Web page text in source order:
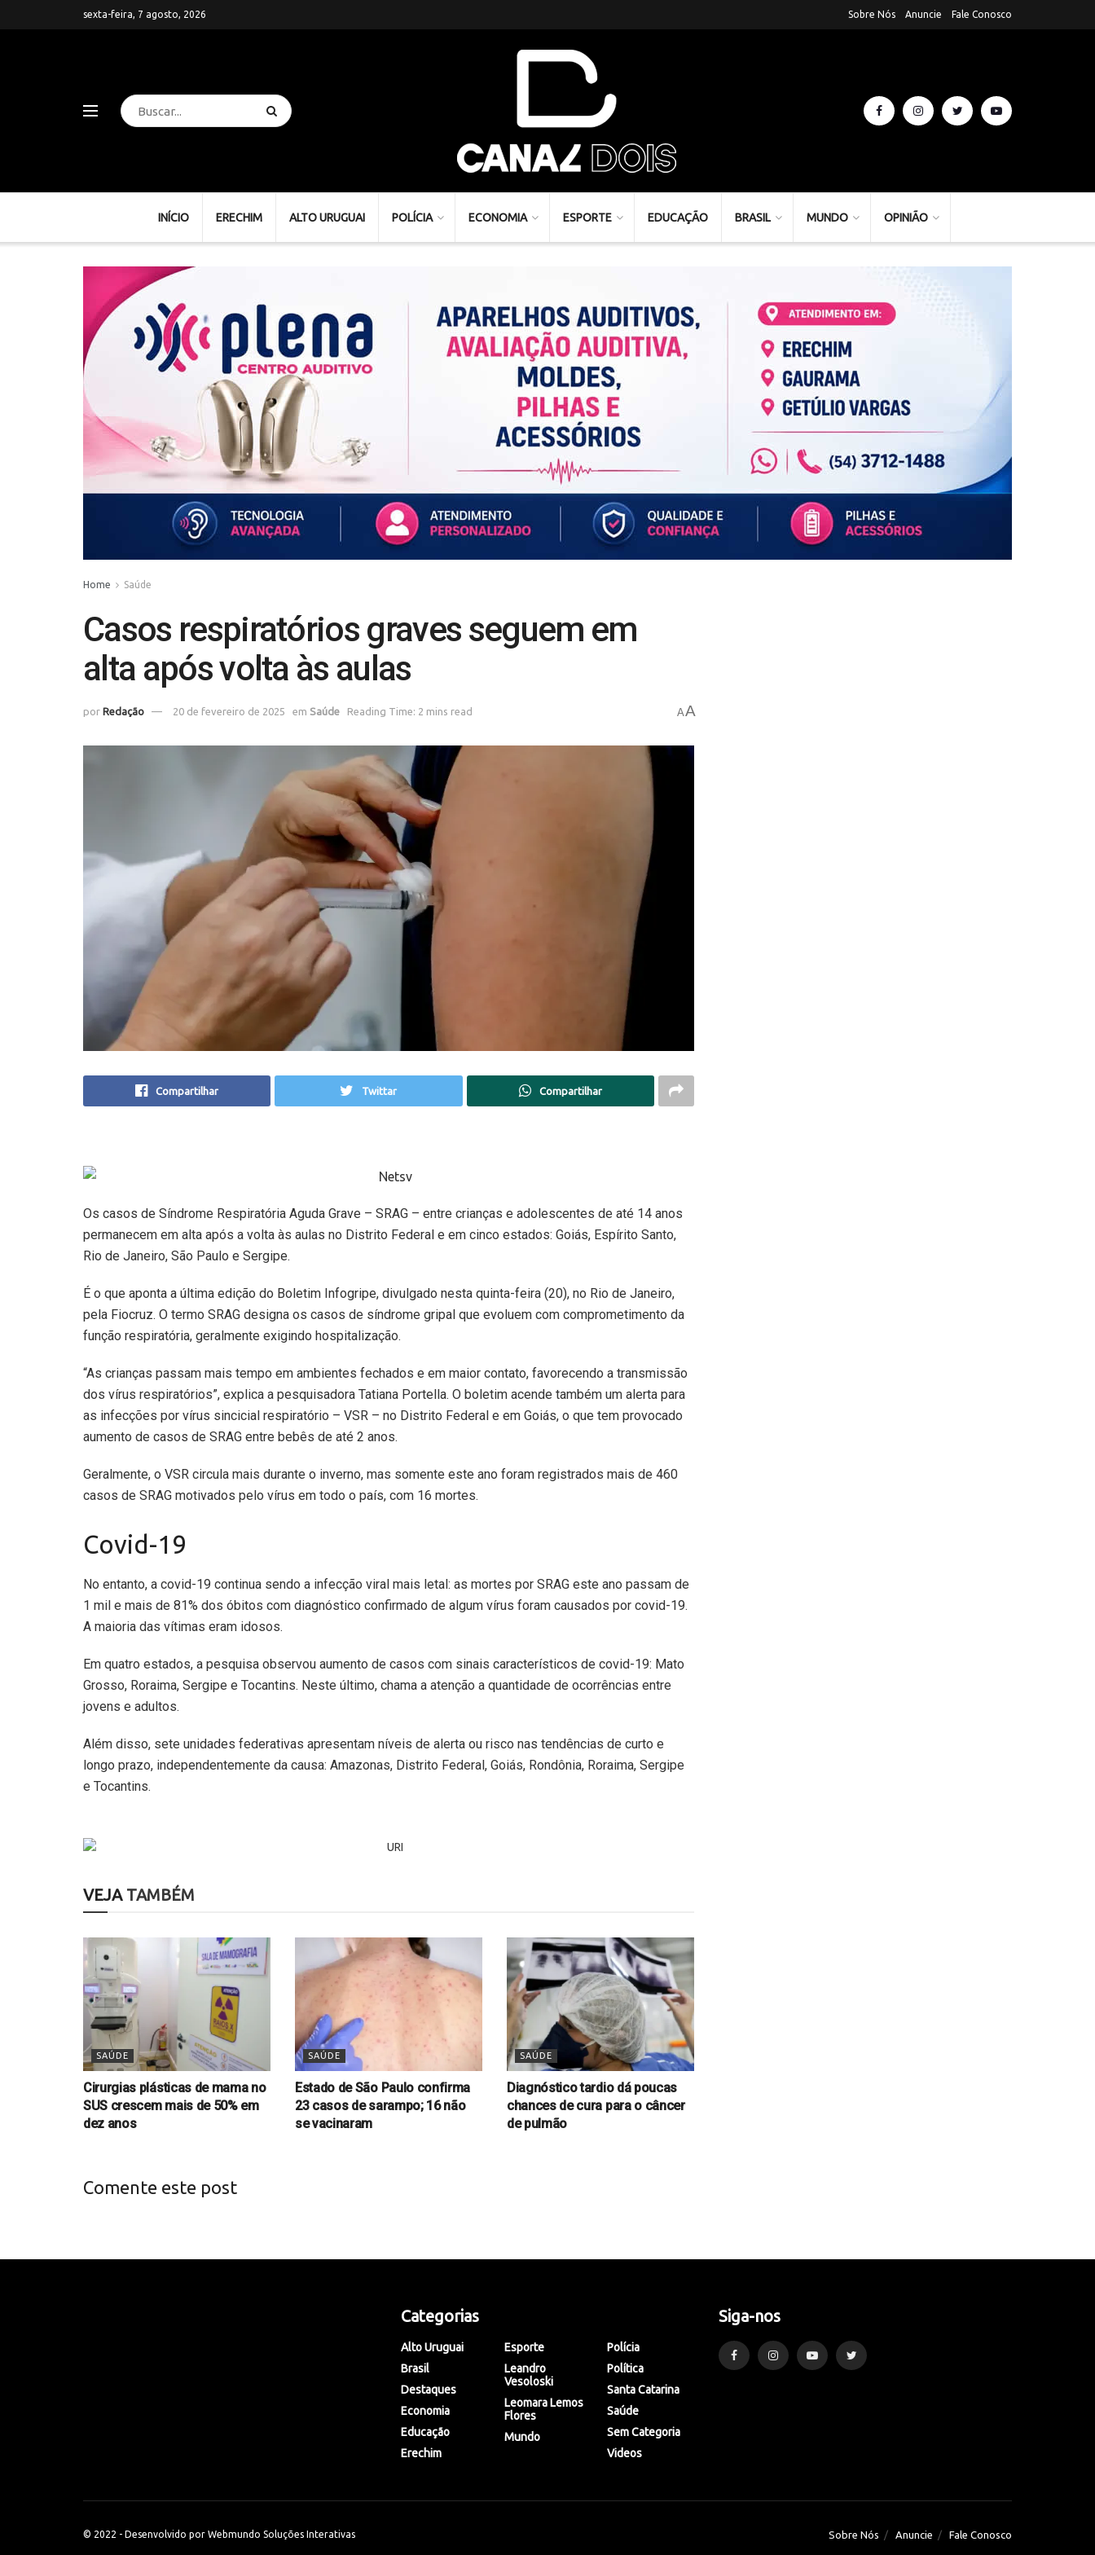
sexta-feira, 7 agosto, 2026 Sobre Nós Anuncie Fale Conosco
INÍCIO ERECHIM ALTO URUGUAI POLÍCIA ECONOMIA ESPORTE EDUCAÇÃO BRASIL MUNDO OPINIÃO
Home Saúde
Casos respiratórios graves seguem em
alta após volta às aulas
por Redação 20 de fevereiro de 2025 em Saúde Reading Time: 2 mins read AA
Compartilhar Twittar Compartilhar
Os casos de Síndrome Respiratória Aguda Grave – SRAG – entre crianças e adolescentes de até 14 anos
permanecem em alta após a volta às aulas no Distrito Federal e em cinco estados: Goiás, Espírito Santo,
Rio de Janeiro, São Paulo e Sergipe.
É o que aponta a última edição do Boletim Infogripe, divulgado nesta quinta-feira (20), no Rio de Janeiro,
pela Fiocruz. O termo SRAG designa os casos de síndrome gripal que evoluem com comprometimento da
função respiratória, geralmente exigindo hospitalização.
“As crianças passam mais tempo em ambientes fechados e em maior contato, favorecendo a transmissão
dos vírus respiratórios”, explica a pesquisadora Tatiana Portella. O boletim acende também um alerta para
as infecções por vírus sincicial respiratório – VSR – no Distrito Federal e em Goiás, o que tem provocado
aumento de casos de SRAG entre bebês de até 2 anos.
Geralmente, o VSR circula mais durante o inverno, mas somente este ano foram registrados mais de 460
casos de SRAG motivados pelo vírus em todo o país, com 16 mortes.
Covid-19
No entanto, a covid-19 continua sendo a infecção viral mais letal: as mortes por SRAG este ano passam de
1 mil e mais de 81% dos óbitos com diagnóstico confirmado de algum vírus foram causados por covid-19.
A maioria das vítimas eram idosos.
Em quatro estados, a pesquisa observou aumento de casos com sinais característicos de covid-19: Mato
Grosso, Roraima, Sergipe e Tocantins. Neste último, chama a atenção a quantidade de ocorrências entre
jovens e adultos.
Além disso, sete unidades federativas apresentam níveis de alerta ou risco nas tendências de curto e
longo prazo, independentemente da causa: Amazonas, Distrito Federal, Goiás, Rondônia, Roraima, Sergipe
e Tocantins.
VEJATAMBÉM
SAÚDE
Cirurgias plásticas de mama no
SUS crescem mais de 50% em
dez anos
SAÚDE
Estado de São Paulo confirma
23 casos de sarampo; 16 não
se vacinaram
SAÚDE
Diagnóstico tardio dá poucas
chances de cura para o câncer
de pulmão
Comente este post
Categorias
Alto Uruguai
Brasil
Destaques
Economia
Educação
Erechim
Esporte
Leandro
Vesoloski
Leomara Lemos
Flores
Mundo
Polícia
Política
Santa Catarina
Saúde
Sem Categoria
Videos
Siga-nos
Sobre Nós Anuncie Fale Conosco
© 2022 - Desenvolvido por Webmundo Soluções Interativas